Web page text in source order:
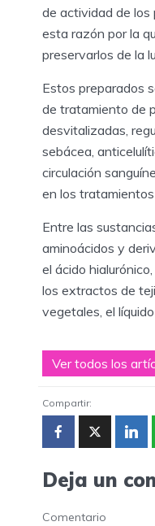
de actividad de los
esta razón por la
preservarlos de la
Estos preparados
de tratamiento de
desvitalizadas,
sebácea,
circulación
en los tratamientos
Entre las
aminoácidos y
el ácido
los extractos de
vegetales, el
Ver todos los
Compartir:
Deja un
Comentario